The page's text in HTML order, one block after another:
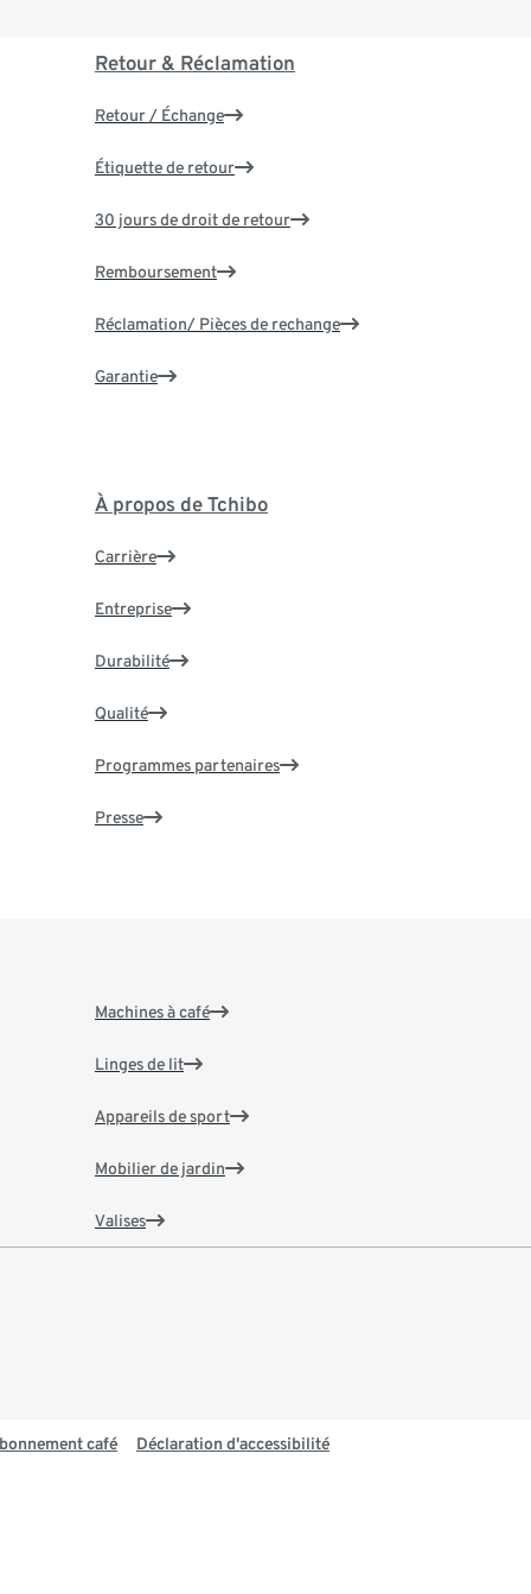
Retour & Réclamation
Retour / Échange
Étiquette de retour
30 jours de droit de retour
Remboursement
Réclamation/ Pièces de rechange
Garantie
À propos de Tchibo
Carrière
Entreprise
Durabilité
Qualité
Programmes partenaires
Presse
Machines à café
Linges de lit
Appareils de sport
Mobilier de jardin
Valises
café Déclaration d'accessibilité